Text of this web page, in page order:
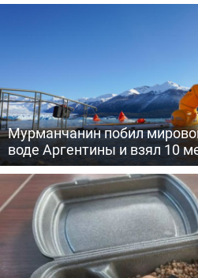
Мурманчанин побил
воде Аргентины и взял 10